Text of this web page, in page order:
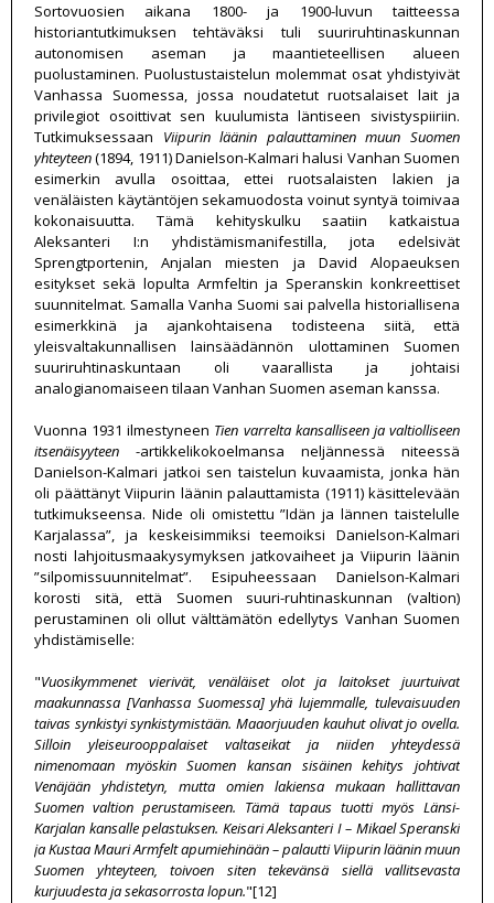
Sortovuosien aikana 1800- ja 1900-luvun taitteessa
historiantutkimuksen tehtäväksi tuli suuriruhtinaskunnan
autonomisen aseman ja maantieteellisen alueen
puolustaminen. Puolustustaistelun molemmat osat yhdistyivät
Vanhassa Suomessa, jossa noudatetut ruotsalaiset lait ja
privilegiot osoittivat sen kuulumista läntiseen sivistyspiiriin.
Tutkimuksessaan Viipurin läänin palauttaminen muun Suomen
yhteyteen(1894, 1911) Danielson-Kalmari halusi Vanhan Suomen
esimerkin avulla osoittaa, ettei ruotsalaisten lakien ja
venäläisten käytäntöjen sekamuodosta voinut syntyä toimivaa
kokonaisuutta. Tämä kehityskulku saatiin katkaistua
Aleksanteri I:n yhdistämismanifestilla, jota edelsivät
Sprengtportenin, Anjalan miesten ja David Alopaeuksen
esitykset sekä lopulta Armfeltin ja Speranskin konkreettiset
suunnitelmat. Samalla Vanha Suomi sai palvella historiallisena
esimerkkinä ja ajankohtaisena todisteena siitä, että
yleisvaltakunnallisen lainsäädännön ulottaminen Suomen
suuriruhtinaskuntaan oli vaarallista ja johtaisi
analogianomaiseen tilaan Vanhan Suomen aseman kanssa.
Vuonna 1931 ilmestyneen Tien varrelta kansalliseen ja valtiolliseen
itsenäisyyteen -artikkelikokoelmansa neljännessä niteessä
Danielson-Kalmari jatkoi sen taistelun kuvaamista, jonka hän
oli päättänyt Viipurin läänin palauttamista (1911) käsittelevään
tutkimukseensa. Nide oli omistettu ”Idän ja lännen taistelulle
Karjalassa”, ja keskeisimmiksi teemoiksi Danielson-Kalmari
nosti lahjoitusmaakysymyksen jatkovaiheet ja Viipurin läänin
”silpomissuunnitelmat”. Esipuheessaan Danielson-Kalmari
korosti sitä, että Suomen suuri-ruhtinaskunnan (valtion)
perustaminen oli ollut välttämätön edellytys Vanhan Suomen
yhdistämiselle:
"Vuosikymmenet vierivät, venäläiset olot ja laitokset juurtuivat
maakunnassa [Vanhassa Suomessa] yhä lujemmalle, tulevaisuuden
taivas synkistyi synkistymistään. Maaorjuuden kauhut olivat jo ovella.
Silloin yleiseurooppalaiset valtaseikat ja niiden yhteydessä
nimenomaan myöskin Suomen kansan sisäinen kehitys johtivat
Venäjään yhdistetyn, mutta omien lakiensa mukaan hallittavan
Suomen valtion perustamiseen. Tämä tapaus tuotti myös Länsi-
Karjalan kansalle pelastuksen. Keisari Aleksanteri I – Mikael Speranski
ja Kustaa Mauri Armfelt apumiehinään – palautti Viipurin läänin muun
Suomen yhteyteen, toivoen siten tekevänsä siellä vallitsevasta
kurjuudesta ja sekasorrosta lopun."[12]